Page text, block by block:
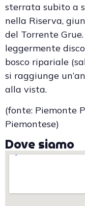
sterrata subito a
nella Riserva,
del Torrente
leggermente
bosco ripariale
si raggiunge
alla vista.
(fonte: Piemonte
Piemontese)
Dove siamo